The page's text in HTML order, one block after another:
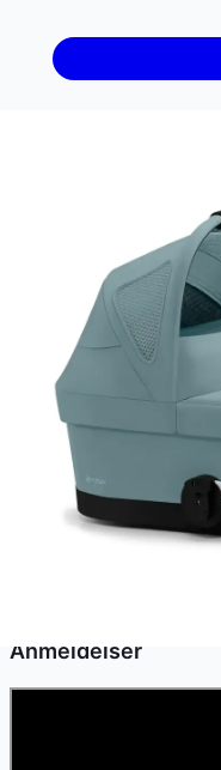
butikker
Cybex Cot S Avi Spin
Avi Spin vogn
adaptere og sikrer
Cybex Cot S Avi Spin
laveste pris, der
lavere end den
Vores prishistorik
prisen har bevæget
og 1.699 kr (21. juni
Anmeldelser